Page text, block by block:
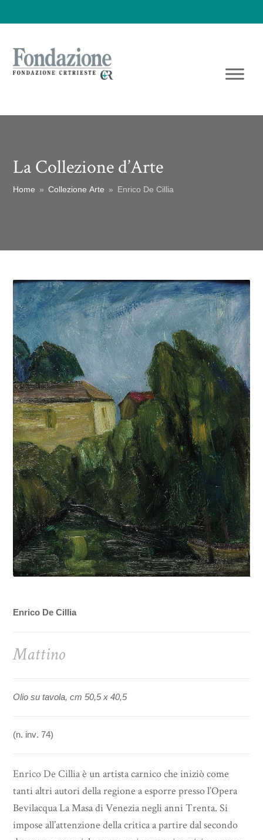
La Collezione d’Arte
Home » Collezione Arte » Enrico De Cillia
Enrico De Cillia
Mattino
Olio su tavola, cm 50,5 x 40,5
(n. inv. 74)
Enrico De Cilliaè un artista carnico che iniziò come
tanti altri autori della regione a esporre presso l’Opera
Bevilacqua La Masa di Venezia negli anni Trenta. Si
impose all’attenzione della critica a partire dal secondo